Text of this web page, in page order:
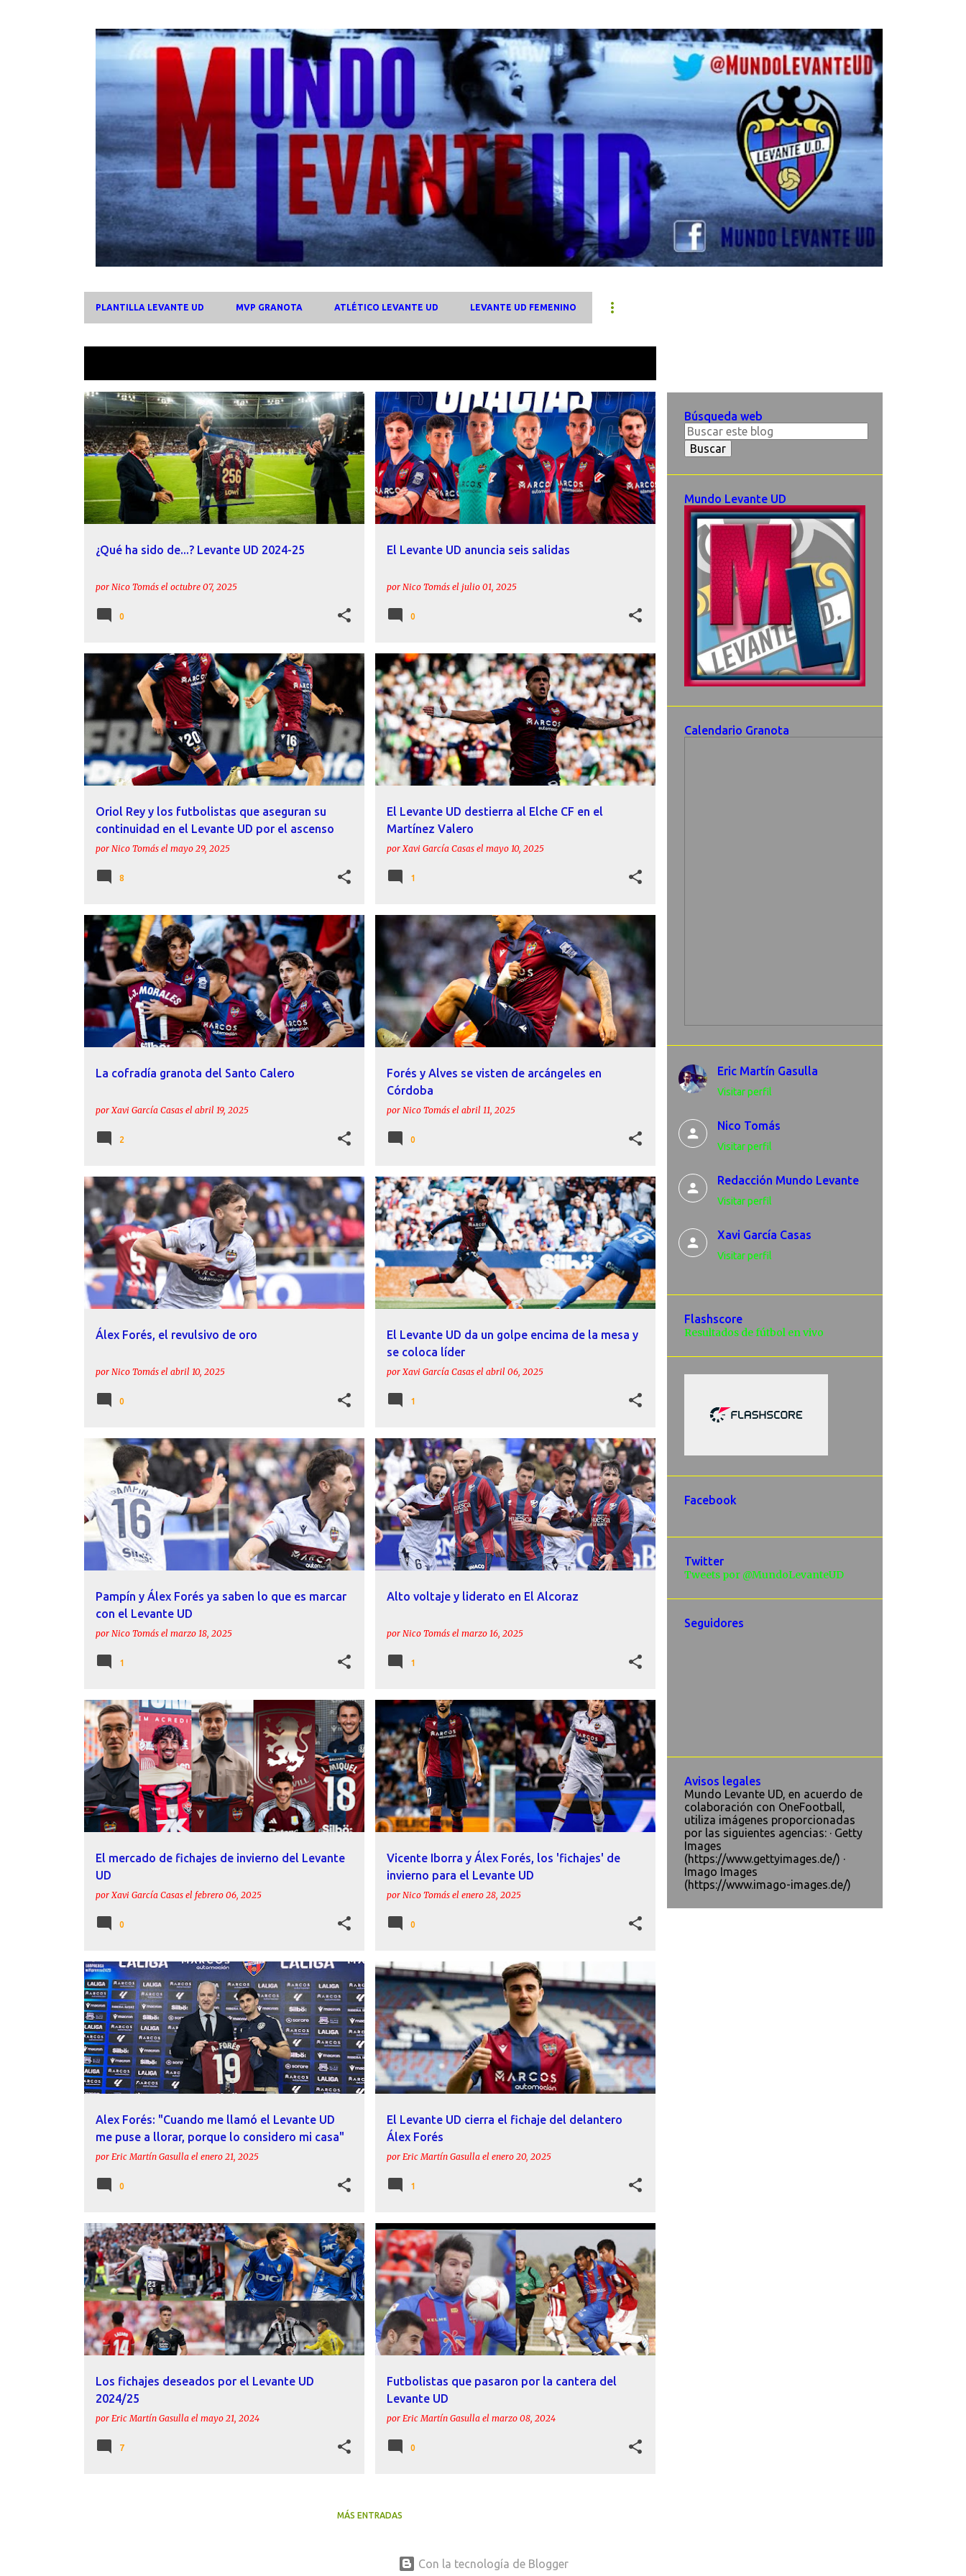
PLANTILLA LEVANTE UD MVP GRANOTA ATLÉTICO LEVANTE UD LEVANTE UD FEMENINO
E
n
t
r
a
d
¿Qué ha sido de...? Levante UD 2024-25
por Nico Tomás el octubre 07, 2025
ÁLEX FORÉS ALFONSO PASTOR +8
0
El Levante UD anuncia seis salidas
por Nico Tomás el julio 01, 2025
ACTUALIDAD ÁLEX FORÉS ANDRÉS FERNÁNDEZ +3
0
Oriol Rey y los futbolistas que aseguran su
continuidad en el Levante UD por el ascenso
por Nico Tomás el mayo 29, 2025
ACTUALIDAD ÁLEX FORÉS ANDRÉS FERNÁNDEZ
8
El Levante UD destierra al Elche CF en el
Martínez Valero
porXavi García Casas el mayo 10, 2025
ÁLEX FORÉS BRUGUI CRÓNICAS DERBI ELCHE CF
+
LEVANTE UD
1
La cofradía granota del Santo Calero
porXavi García Casas el abril 19, 2025
ÁLEX FORÉS CARLOS ÁLVAREZ CARLOS ESPÍ +3
2
Forés y Alves se visten de arcángeles en
Córdoba
por Nico Tomás el abril 11, 2025
ÁLEX FORÉS BRUGUI CÓRDOBA CF CRÓNICAS
LEVANTE UD
0
Álex Forés, el revulsivo de oro
por Nico Tomás el abril 10, 2025
ACTUALIDAD ÁLEX FORÉS ESTADÍSTICAS INFORME
+
LEVANTE UD
0
El Levante UD da un golpe encima de la mesa y
se coloca líder
porXavi García Casas el abril 06, 2025
ÁLEX FORÉS CRÓNICAS LEVANTE UD MORALES
+
RACING DE SANTANDER
1
Pampín y Álex Forés ya saben lo que es marcar
con el Levante UD
por Nico Tomás el marzo 18, 2025
ÁLEX FORÉS INFORME LEVANTE UD PAMPÍN
1
Alto voltaje y liderato en El Alcoraz
por Nico Tomás el marzo 16, 2025
ÁLEX FORÉS CRÓNICAS LEVANTE UD PAMPÍN +
SD HUESCA
1
El mercado de fichajes de invierno del Levante
UD
porXavi García Casas el febrero 06, 2025
ACTUALIDAD ÁLEX FORÉS ANDRÉS GARCÍA +7
0
Vicente Iborra y Álex Forés, los 'fichajes' de
invierno para el Levante UD
por Nico Tomás el enero 28, 2025
ACTUALIDAD ÁLEX FORÉS FICHAJES IBORRA +
LEVANTE UD
0
Alex Forés: "Cuando me llamó el Levante UD
me puse a llorar, porque lo considero mi casa"
por Eric Martín Gasulla el enero 21, 2025
ÁLEX FORÉS DECLARACIONES FICHAJES LEVANTE UD
+
PRESENTACIÓN
0
El Levante UD cierra el fichaje del delantero
Álex Forés
por Eric Martín Gasulla el enero 20, 2025
ACTUALIDAD ÁLEX FORÉS CANTERA FICHAJES
LEVANTE UD +
VILLARREAL CF
1
Los fichajes deseados por el Levante UD
2024/25
por Eric Martín Gasulla el mayo 21, 2024
ACTUALIDAD ÁLEX FORÉS DANI CALVO +7
7
Futbolistas que pasaron por la cantera del
Levante UD
por Eric Martín Gasulla el marzo 08, 2024
ÁLEX FORÉS ÁLVARO AGUADO
0
MÁS ENTRADAS
Búsqueda web
Mundo Levante UD
Calendario Granota
Eric Martín Gasulla
Visitar perfil
Nico Tomás
Visitar perfil
Redacción Mundo Levante
Visitar perfil
Xavi García Casas
Visitar perfil
Flashscore
Resultados de fútbol en vivo
Facebook
Twitter
Tweets por @MundoLevanteUD
Seguidores
Avisos legales
Mundo Levante UD, en acuerdo de
colaboración con OneFootball,
utiliza imágenes proporcionadas
por las siguientes agencias: · Getty
Images
(https://www.gettyimages.de/) ·
Imago Images
(https://www.imago-images.de/)
Con la tecnología de Blogger